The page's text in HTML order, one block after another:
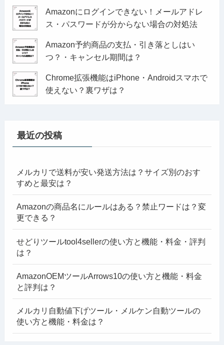
Amazonにログインできない！メールアドレ
ス・パスワードが分からない場合の対処法
Amazon予約商品の支払・引き落としはい
つ？・キャンセル期間は？
Chrome拡張機能はiPhone・Androidスマホで
使えない？裏ワザは？
最近の投稿
メルカリで送料が安い発送方法は？サイズ別のおす
すめと最安は？
Amazonの商品名にルールはある？禁止ワードは？変
更できる？
せどりツールtool4sellerの使い方と機能・料金・評判
は？
AmazonOEMツールArrows10の使い方と機能・料金
と評判は？
メルカリ自動値下げツール・メルケン自動ツールの
使い方と機能・料金は？